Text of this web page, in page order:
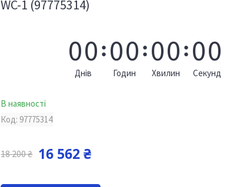
WC-1 (97775314)
00
Днів
00
Годин
00
Хвилин
00
Секунд
В наявності
Код: 97775314
18 200 ₴ 16 562 ₴